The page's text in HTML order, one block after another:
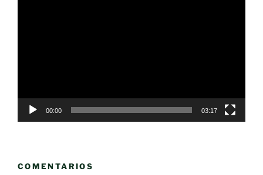
00:00 03:17
COMENTARIOS